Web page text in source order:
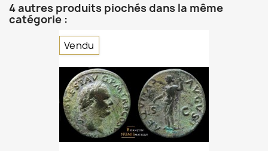
4 autres produits piochés dans la même
catégorie :
Vendu